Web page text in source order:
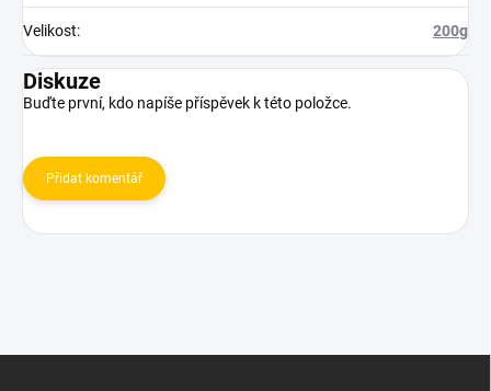
Velikost: 200g
Diskuze
Buďte první, kdo napíše příspěvek k této položce.
Přidat komentář